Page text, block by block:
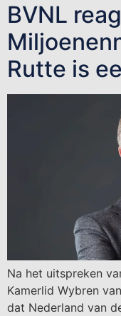
BVNL
Rutte is
Na het uitspreken
Kamerlid Wybren
dat Nederland van